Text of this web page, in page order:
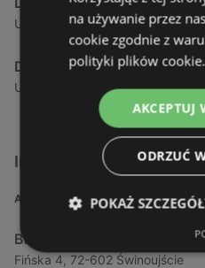
Ul. Starogrodzka 6, 72-300
Dealz
Ul. Stargardzka 1, 73-110
Inne sklepy
ADRES
Biedronka
Fińska 4, 72-602 Świnoujście
na używanie przez
cookie zgodnie z
polityki plików cookie.
AKCEPTUJ
ODRZUĆ
POKAŻ